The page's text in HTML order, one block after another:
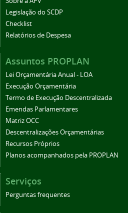
Legislação do SCDP
Checklist
Relatórios de Despesa
Assuntos PROPLAN
Lei Orçamentária Anual - LOA
Execução Orçamentária
Termo de Execução Descentralizada
Emendas Parlamentares
Matriz OCC
Descentralizações Orçamentárias
Recursos Próprios
Planos acompanhados pela PROPLAN
Serviços
Perguntas frequentes